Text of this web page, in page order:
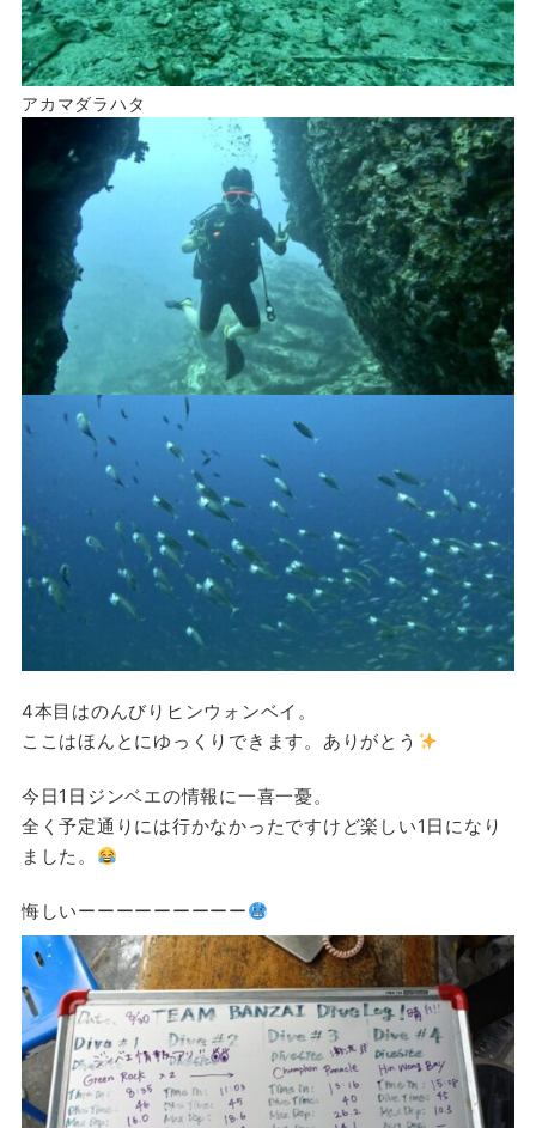
アカマダラハタ
4本目はのんびりヒンウォンベイ。
ここはほんとにゆっくりできます。ありがとう
今日1日ジンベエの情報に一喜一憂。
全く予定通りには行かなかったですけど楽しい1日になり
ました。
悔しいーーーーーーーーー